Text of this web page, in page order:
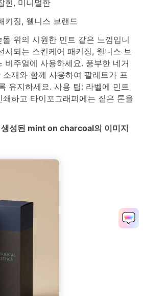
힌, 미니멀한
키징, 웰니스 브랜드
위의 시원한 민트 같은 느낌입니
시되는 스킨케어 패키징, 웰니스 브
비주얼에 사용하세요. 풍부한 네거
재와 함께 사용하여 팔레트가 프
유지하세요. 사용 팁: 라벨에 민트
하고 타이포그래피에는 짙은 톤을
성된 mint on charcoal의 이미지